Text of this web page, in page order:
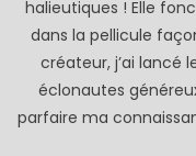
halieutiques ! Elle
dans la pellicule
créateur, j’ai lancé
éclonautes
parfaire ma